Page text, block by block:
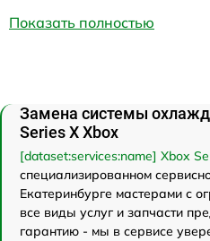
Показать полностью
Замена системы
Series X Xbox
[dataset:services:name] Xbox
специализированном
Екатеринбурге мастерами с
все виды услуг и запчасти
гарантию - мы в сервисе